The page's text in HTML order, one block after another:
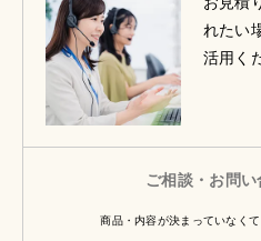
れたい
活用く
ご相談・お問
商品・内容が決まっていなく